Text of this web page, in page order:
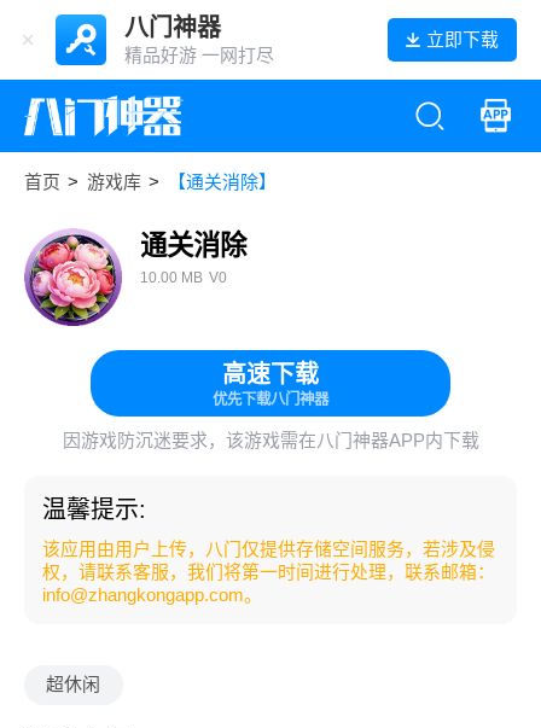
八门神器
精品好游 一网打尽
立即下载
首页 > 游戏库 > 【通关消除】
通关消除
10.00 MB V0
高速下载
优先下载八门神器
因游戏防沉迷要求，该游戏需在八门神器APP内下载
温馨提示:
该应用由用户上传，八门仅提供存储空间服务，若涉及侵
权，请联系客服，我们将第一时间进行处理，联系邮箱：
info@zhangkongapp.com。
超休闲